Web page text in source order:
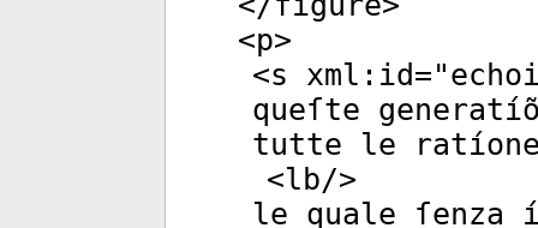
<p>
<s xml:id="
queſte
tutte le ratíone
<lb/>
le quale ſenza